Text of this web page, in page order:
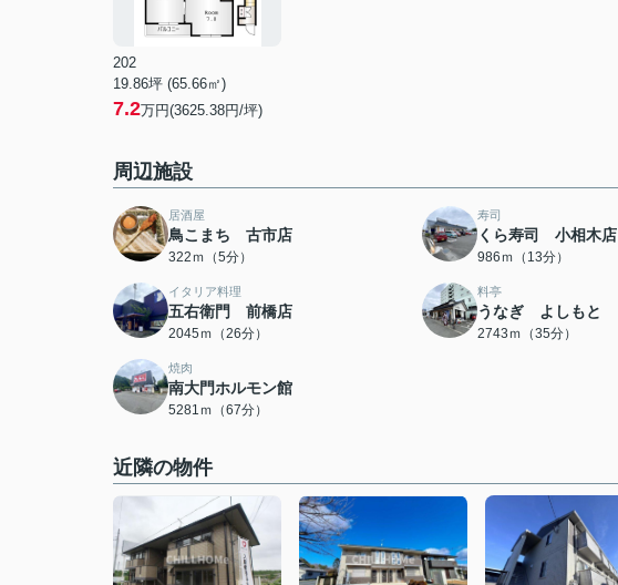
202
19.86坪 (65.66㎡)
7.2万円(3625.38円/坪)
周辺施設
居酒屋
鳥こまち 古市店
322ｍ（5分）
寿司
くら寿司 小相木店
986ｍ（13分）
イタリア料理
五右衛門 前橋店
2045ｍ（26分）
料亭
うなぎ よしもと
2743ｍ（35分）
焼肉
南大門ホルモン館
5281ｍ（67分）
近隣の物件